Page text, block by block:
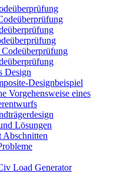
Design
Designbeispiel
Vorgehensweise eines
Lösungen
Abschnitten
Load Generator